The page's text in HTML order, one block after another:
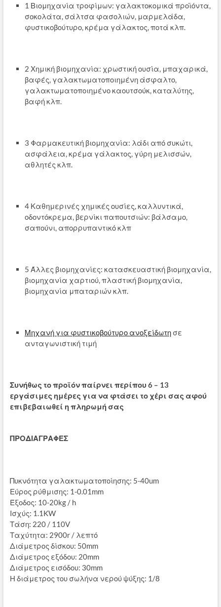
1 Βιομηχανία τροφίμων: γαλακτοκομικά προϊόντα,
σοκολάτα, σάλτσα φασολιών, μαρμελάδα,
φυστικοβούτυρο, κρέμα γάλακτος, ποτά κλπ.
2 Χημική βιομηχανία: χρωστική ουσία, μπαχαρικά,
βαφές, γαλακτωματοποιημένη άσφαλτο,
γαλακτωματοποιημένο καουτσούκ, καταλύτης,
βαφή κλπ.
3 Φαρμακευτική βιομηχανία: λάδι από συκώτι,
ασφάλεια, κρέμα γάλακτος, γύρη μελισσών,
αθλητές κλπ.
4 Καθημερινές χημικές ουσίες, καλλυντικά,
οδοντόκρεμα, βερνίκι παπουτσιών: βάλσαμο,
σαπούνι, απορρυπαντικό κλπ
5 Άλλες βιομηχανίες: κατασκευαστική βιομηχανία,
βιομηχανία χαρτιού, πλαστική βιομηχανία,
βιομηχανία μπαταριών κλπ.
Μηχανή για φυστικοβούτυρο ανοξείδωτησε
ανταγωνιστική τιμή
Συνήθως το προϊόν παίρνει περίπου 6 – 13
εργάσιμες ημέρες για να φτάσει το χέρι σας αφού
επιβεβαιωθεί η πληρωμή σας
ΠΡΟΔΙΑΓΡΑΦΕΣ
Πυκνότητα γαλακτωματοποίησης: 5-40um
Εύρος ρύθμισης: 1-0.01mm
Έξοδος: 10-20kg / h
Ισχύς: 1.1KW
Τάση: 220 / 110V
Ταχύτητα: 2900r / λεπτό
Διάμετρος δίσκου: 50mm
Διάμετρος εξόδου: 20mm
Διάμετρος εισόδου: 30mm
Η διάμετρος του σωλήνα νερού ψύξης: 1/8